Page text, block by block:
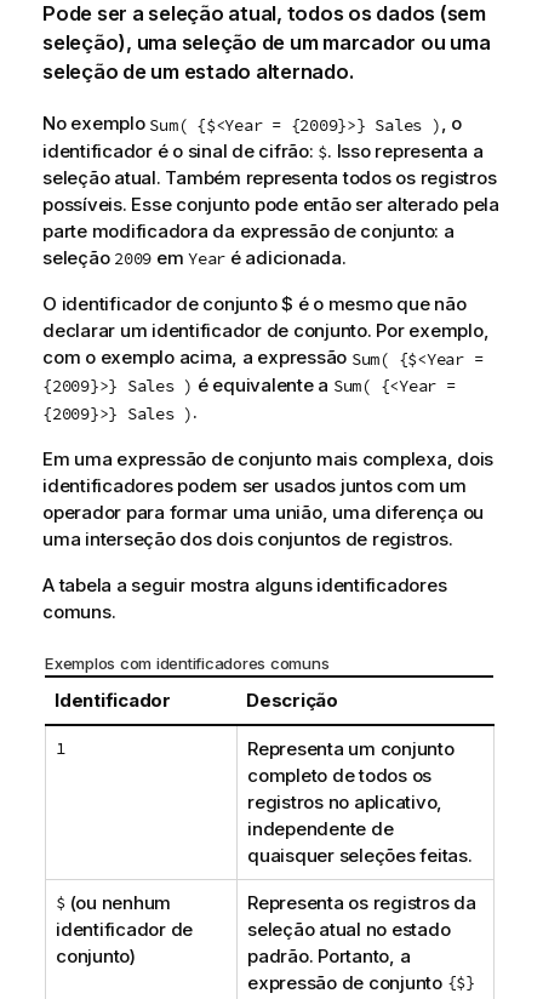
Pode ser a seleção atual, todos os dados (sem
seleção), uma seleção de um marcador ou uma
seleção de um estado alternado.
No exemplo Sum( {$<Year = {2009}>} Sales ), o
identificador é o sinal de cifrão: $. Isso representa a
seleção atual. Também representa todos os registros
possíveis. Esse conjunto pode então ser alterado pela
parte modificadora da expressão de conjunto: a
seleção 2009 em Year é adicionada.
O identificador de conjunto$ é o mesmo que não
declarar um identificador de conjunto. Por exemplo,
com o exemplo acima, a expressão Sum( {$<Year =
{2009}>} Sales ) é equivalente a Sum( {<Year =
{2009}>} Sales ).
Em uma expressão de conjunto mais complexa, dois
identificadores podem ser usados juntos com um
operador para formar uma união, uma diferença ou
uma interseção dos dois conjuntos de registros.
A tabela a seguir mostra alguns identificadores
comuns.
Exemplos com identificadores comuns
Identificador Descrição
1
Representa um conjunto
completo de todos os
registros no aplicativo,
independente de
quaisquer seleções feitas.
$(ou nenhum
identificador de
conjunto)
Representa os registros da
seleção atual no estado
padrão. Portanto, a
expressão de conjunto {$}